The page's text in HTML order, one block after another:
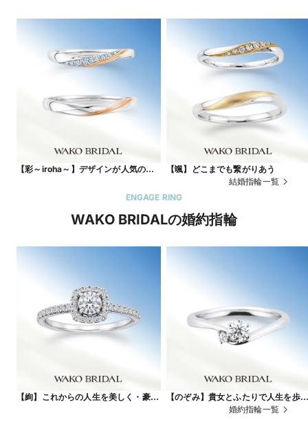
【彩～iroha～】デザインが人気のコ
【颯】どこまでも繋がりあう
結婚指輪一覧
ENGAGE RING
WAKO BRIDALの婚約指輪
【絢】これからの人生を美しく・豪華
【のぞみ】貴女とふたりで人生を歩ん
婚約指輪一覧